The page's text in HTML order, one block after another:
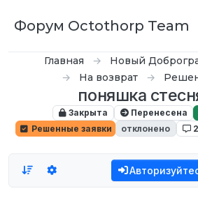
Форум Octothorp Team
Главная Новый
На возврат
поняшка
Закрыта Перенесена
Решенные заявки
отклонено 2